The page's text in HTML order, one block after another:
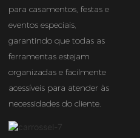
para casamentos, festas e
eventos especiais,
garantindo que todas as
ferramentas estejam
organizadas e facilmente
acessíveis para atender às
necessidades do cliente.